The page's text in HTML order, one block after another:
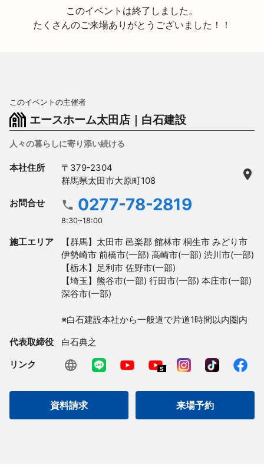
このイベントは終了しました。
たくさんのご来場ありがとうございました！！
このイベントの主催者
エースホーム太田店｜白石建設
人々の暮らしに寄り添い続ける
本社住所
〒379-2304
群馬県太田市大原町108
お問合せ 0277-78-2819
8:30~18:00
施工エリア
【群馬】太田市 邑楽郡 館林市 桐生市 みどり市
伊勢崎市 前橋市(一部) 高崎市(一部) 渋川市(一部)
【栃木】足利市 佐野市(一部)
【埼玉】熊谷市(一部) 行田市(一部) 本庄市(一部)
深谷市(一部)
※白石建設本社から一般道で片道1時間以内圏内
代表取締役 白石典之
リンク
資料請求 来場予約